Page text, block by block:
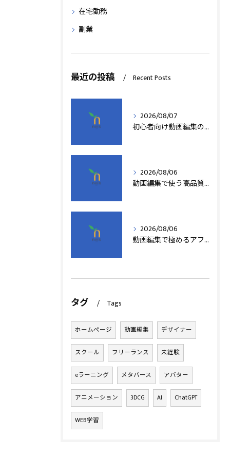
在宅勤務
副業
最近の投稿 Recent Posts
2026/08/07
初心者向け動画編集の簡単テクニック
2026/08/06
動画編集で使う高品質アフターエフェクトテンプレート活用術
2026/08/06
動画編集で極めるアフターエフェクト基本技術
タグ Tags
ホームページ 動画編集 デザイナー
スクール フリーランス 未経験
eラーニング メタバース アバター
アニメーション 3DCG AI ChatGPT
WEB学習